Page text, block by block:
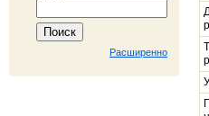
Расширенно